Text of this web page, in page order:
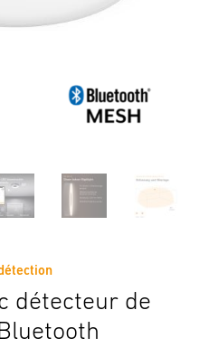
détecteur de